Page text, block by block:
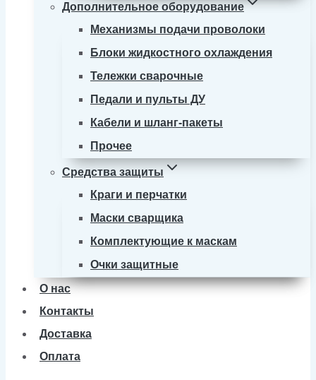
Дополнительное оборудование
Механизмы подачи проволоки
Блоки жидкостного охлаждения
Тележки сварочные
Педали и пульты ДУ
Кабели и шланг-пакеты
Прочее
Средства защиты
Краги и перчатки
Маски сварщика
Комплектующие к маскам
Очки защитные
О нас
Контакты
Доставка
Оплата